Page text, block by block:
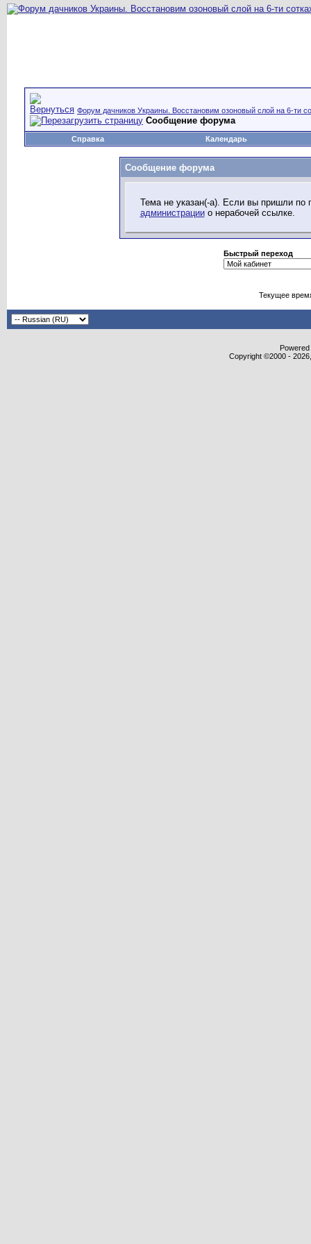
Форум дачников Украины. Восстановим озоновый слой на 6-ти
Сообщение форума
Справка Календарь
Сообщение форума
Тема не указан(-а). Если вы пришли по
администрациио нерабочей ссылке.
Быстрый переход
Текущее
Copyright ©2000 -